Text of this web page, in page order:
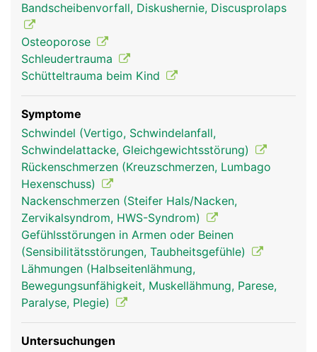
Halswirbelsäule
Halswirbelsäule
Bandscheibenvorfall, Diskushernie, Discusprolaps
Osteoporose
Schleudertrauma
Schütteltrauma beim Kind
Symptome
Schwindel (Vertigo, Schwindelanfall,
Schwindelattacke, Gleichgewichtsstörung)
Rückenschmerzen (Kreuzschmerzen, Lumbago
Hexenschuss)
Nackenschmerzen (Steifer Hals/Nacken,
Zervikalsyndrom, HWS-Syndrom)
Gefühlsstörungen in Armen oder Beinen
(Sensibilitätsstörungen, Taubheitsgefühle)
Lähmungen (Halbseitenlähmung,
Bewegungsunfähigkeit, Muskellähmung, Parese,
Paralyse, Plegie)
Untersuchungen